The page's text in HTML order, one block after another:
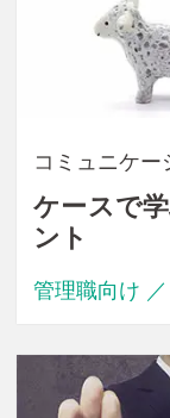
コミュニケー
ケースで
ント
管理職向け